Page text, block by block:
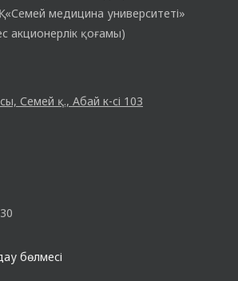
«Семей медицина университеті»
акционерлік қоғамы)
Семей қ., Абай к-сі 103
бөлмесі